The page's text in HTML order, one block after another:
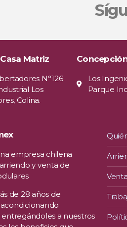
Matriz
N°126
Los
Colina.
Los
Parque
empresa chilena
y venta de
de 28 años de
entregándoles a nuestros